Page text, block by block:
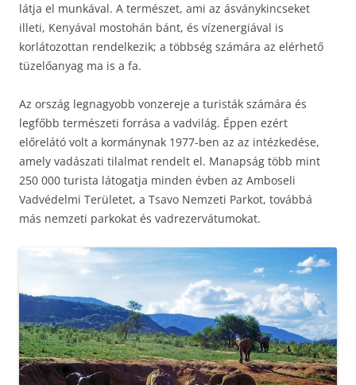
látja el munkával. A természet, ami az ásványkincseket
illeti, Kenyával mostohán bánt, és vízenergiával is
korlátozottan rendelkezik; a többség számára az elérhető
tüzelőanyag ma is a fa.
Az ország legnagyobb vonzereje a turisták számára és
legfőbb természeti forrása a vadvilág. Éppen ezért
előrelátó volt a kormánynak 1977-ben az az intézkedése,
amely vadászati tilalmat rendelt el. Manapság több mint
250 000 turista látogatja minden évben az Amboseli
Vadvédelmi Területet, a Tsavo Nemzeti Parkot, továbbá
más nemzeti parkokat és vadrezervátumokat.